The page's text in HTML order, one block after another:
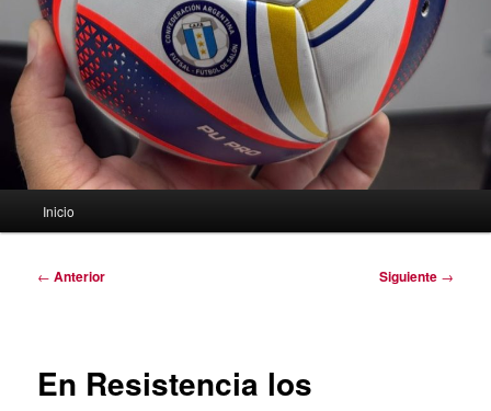
Inicio
Navegación
← Anterior Siguiente →
En Resistencia los